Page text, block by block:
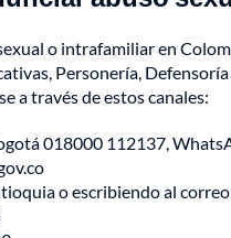
o intrafamiliar en
Personería,
a través de estos canales:
018000 112137,
o escribiendo al